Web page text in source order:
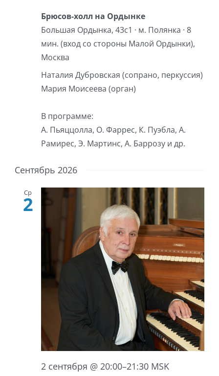
Брюсов-холл на Ордынке
Большая Ордынка, 43с1 · м. Полянка · 8
мин. (вход со стороны Малой Ордынки),
Москва
Наталия Дубровская (сопрано, перкуссия)
Мария Моисеева (орган)
В программе:
А. Пьяццолла, О. Фаррес, К. Пуэбла, А.
Рамирес, Э. Мартинс, А. Баррозу и др.
Сентябрь 2026
Ср
2
2 сентября @ 20:00–21:30 MSK